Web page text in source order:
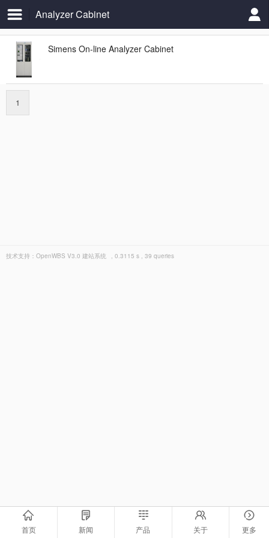
Analyzer Cabinet
Simens On-line Analyzer Cabinet
1
技术支持： OpenWBS V3.0 建站系统 , 0.3115 s , 39 queries
首页 新闻 产品 关于 更多